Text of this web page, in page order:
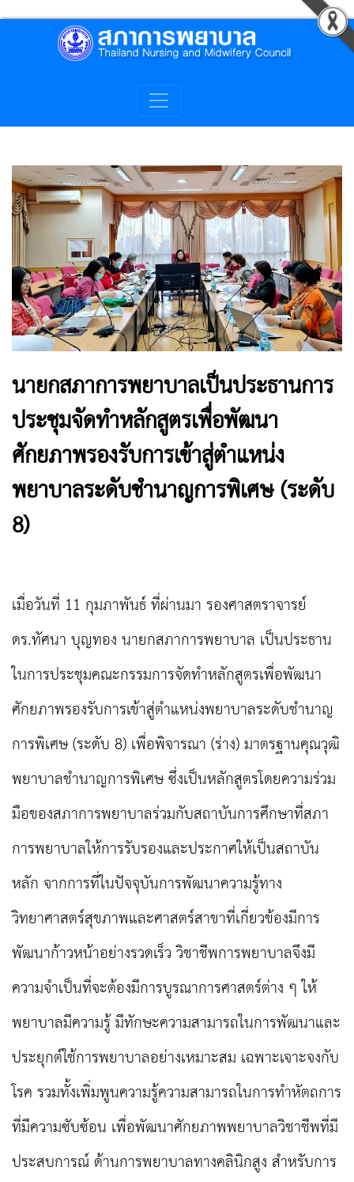
นายกสภาการพยาบาลเป็นประธานการ
ประชุมจัดทำหลักสูตรเพื่อพัฒนา
ศักยภาพรองรับการเข้าสู่ตำแหน่ง
พยาบาลระดับชำนาญการพิเศษ (ระดับ
8)
เมื่อวันที่ 11 กุมภาพันธ์ ที่ผ่านมา รองศาสตราจารย์
ดร.ทัศนา บุญทอง นายกสภาการพยาบาล เป็นประธาน
ในการประชุมคณะกรรมการจัดทำหลักสูตรเพื่อพัฒนา
ศักยภาพรองรับการเข้าสู่ตำแหน่งพยาบาลระดับชำนาญ
การพิเศษ (ระดับ 8) เพื่อพิจารณา (ร่าง) มาตรฐานคุณวุฒิ
พยาบาลชำนาญการพิเศษ ซึ่งเป็นหลักสูตรโดยความร่วม
มือของสภาการพยาบาลร่วมกับสถาบันการศึกษาที่สภา
การพยาบาลให้การรับรองและประกาศให้เป็นสถาบัน
หลัก จากการที่ในปัจจุบันการพัฒนาความรู้ทาง
วิทยาศาสตร์สุขภาพและศาสตร์สาขาที่เกี่ยวข้องมีการ
พัฒนาก้าวหน้าอย่างรวดเร็ว วิชาชีพการพยาบาลจึงมี
ความจำเป็นที่จะต้องมีการบูรณาการศาสตร์ต่าง ๆ ให้
พยาบาลมีความรู้ มีทักษะความสามารถในการพัฒนาและ
ประยุกต์ใช้การพยาบาลอย่างเหมาะสม เฉพาะเจาะจงกับ
โรค รวมทั้งเพิ่มพูนความรู้ความสามารถในการทำหัตถการ
ที่มีความซับซ้อน เพื่อพัฒนาศักยภาพพยาบาลวิชาชีพที่มี
ประสบการณ์ ด้านการพยาบาลทางคลินิกสูง สำหรับการ